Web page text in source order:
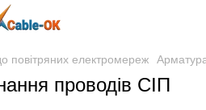
повітряних електромереж
проводів СІП